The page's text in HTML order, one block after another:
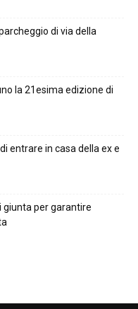
di via della
la 21esima edizione di
entrare in casa della ex e
giunta per garantire